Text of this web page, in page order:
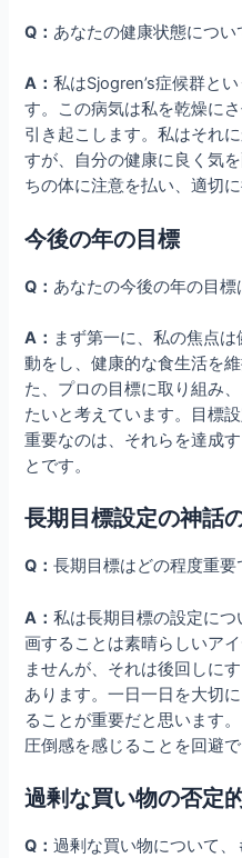
Q： あなたの健康状態につい
A：私はSjogren’s症候群と
す。この病気は私を乾燥に
引き起こします。私はそれ
すが、自分の健康に良く気
ちの体に注意を払い、適切
今後の年の目標
Q： あなたの今後の年の目標
A： まず第一に、私の焦点
動をし、健康的な食生活を
た、プロの目標に取り組み
たいと考えています。目標
重要なのは、それらを達成
とです。
長期目標設定の神話
Q：長期目標はどの程度重要
A：私は長期目標の設定に
画することは素晴らしいア
ませんが、それは後回しに
あります。一日一日を大切
ることが重要だと思います
圧倒感を感じることを回避で
過剰な買い物の否定
Q：過剰な買い物について